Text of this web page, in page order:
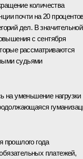
количества
почти на 20
дел. В значительной
с сентября
рассматриваются
судьями
на уменьшение нагрузки
прошлого года
платежей,